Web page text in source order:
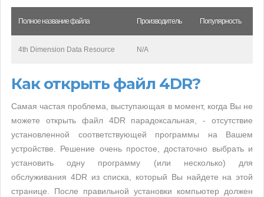
Полное название файла Производитель Популярность
4th Dimension Data Resource N/A
Как открыть файл 4DR?
Самая частая проблема, выступающая в момент, когда Вы не
можете открыть файл 4DR парадоксальная, - отсутствие
установленной соответствующей программы на Вашем
устройстве. Решение очень простое, достаточно выбрать и
установить одну программу (или несколько) для
обслуживания 4DR из списка, который Вы найдете на этой
странице. После правильной установки компьютер должен